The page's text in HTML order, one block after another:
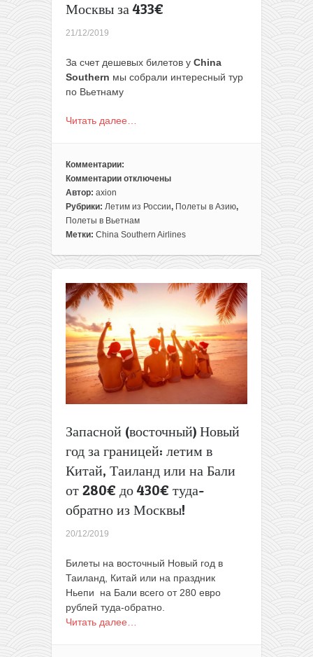
Москвы за 433€
21/12/2019
За счет дешевых билетов у China
Southern мы собрали интересный тур
по Вьетнаму
Читать далее…
Комментарии:
Комментарии
к
записи
Путешествие
по
из
за
433€
отключены
Автор: axion
Рубрики: Летим из России, Полеты в Азию,
Полеты в Вьетнам
Метки: China Southern Airlines
Запасной (восточный) Новый
год за границей: летим в
Китай, Таиланд или на Бали
от 280€ до 430€ туда-
обратно из Москвы!
20/12/2019
Билеты на восточный Новый год в
Таиланд, Китай или на праздник
Ньепи на Бали всего от 280 евро
рублей туда-обратно.
Читать далее…